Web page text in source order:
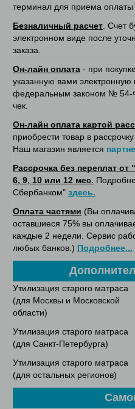
терминал для приема оплаты
Безналичный расчет . Счет
электронном виде после
заказа.
Он-лайн оплата - при
указанную вами электронную
федеральным законом № 54-
чек.
Он-лайн оплата картой
приобрести товар в
Наш магазин является
Рассрочка без переплат
6, 9, 10 или 12 мес.
Сбербанком" здесь.
Оплата частями (Вы
оставшиеся 75% вы
каждые 2 недели. Сервис
любых банков.) Подробнее...
Утилизация старого матраса
(для Москвы и Московской
области)
Утилизация старого матраса
(для Санкт-Петербурга)
Утилизация старого матраса
(для остальных регионов)